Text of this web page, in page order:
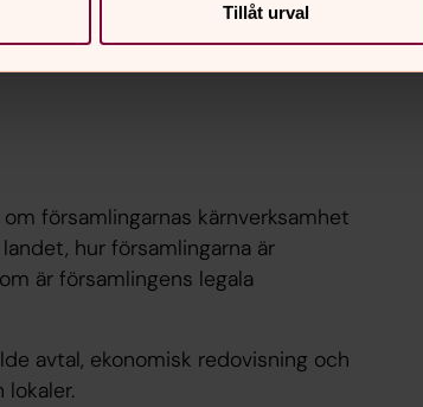
Tillåt urval
församlingarnas kärnverksamhet
hur församlingarna är
är församlingens legala
avtal, ekonomisk redovisning och